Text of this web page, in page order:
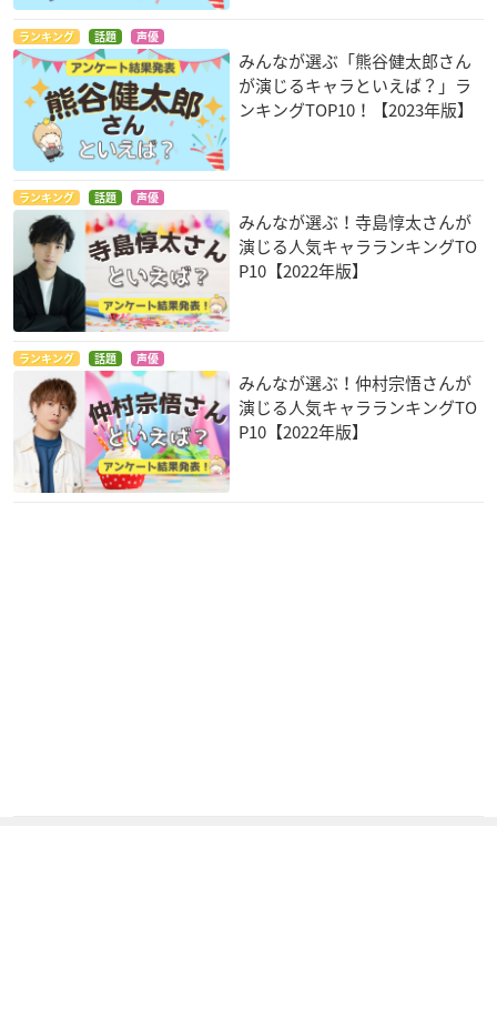
ランキング 話題 声優
みんなが選ぶ「熊谷健太郎さん
が演じるキャラといえば？」ラ
ンキングTOP10！【2023年版】
ランキング 話題 声優
みんなが選ぶ！寺島惇太さんが
演じる人気キャラランキングTO
P10【2022年版】
ランキング 話題 声優
みんなが選ぶ！仲村宗悟さんが
演じる人気キャラランキングTO
P10【2022年版】